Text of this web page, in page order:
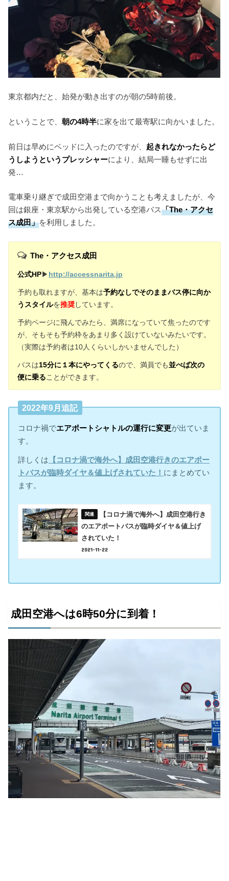
東京都内だと、始発が動き出すのが朝の5時前後。
ということで、朝の4時半に家を出て最寄駅に向かいました。
前日は早めにベッドに入ったのですが、 起きれなかったらど
うしようというプレッシャーにより、結局一睡もせずに出
発…
電車乗り継ぎで成田空港まで向かうことも考えましたが、今
回は銀座・東京駅から出発している空港バス「The・アクセ
ス成田」を利用しました。
The・アクセス成田
公式HP▶︎ http://accessnarita.jp
予約も取れますが、基本は予約なしでそのままバス停に向か
うスタイルを推奨しています。
予約ページに飛んでみたら、満席になっていて焦ったのです
が、そもそも予約枠をあまり多く設けていないみたいです。
（実際は予約者は10人くらいしかいませんでした）
バスは15分に１本にやってくるので、満員でも並べば次の
便に乗ることができます。
2022年9月追記
コロナ禍でエアポートシャトルの運行に変更が出ていま
す。
詳しくは 【コロナ渦で海外へ】成田空港行きのエアポー
トバスが臨時ダイヤ＆値上げされていた！ にまとめてい
ます。
【コロナ渦で海外へ】成田空港行き
のエアポートバスが臨時ダイヤ＆値上げ
されていた！
2021-11-22
成田空港へは6時50分に到着！